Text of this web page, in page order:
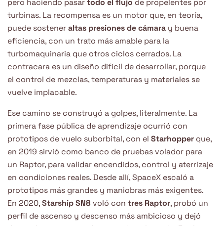
pero haciendo pasartodo el flujo de propelentes por
turbinas. La recompensa es un motor que, en teoría,
puede sosteneraltas presiones de cámara y buena
eficiencia, con un trato más amable para la
turbomaquinaria que otros ciclos cerrados. La
contracara es un diseño difícil de desarrollar, porque
el control de mezclas, temperaturas y materiales se
vuelve implacable.
Ese camino se construyó a golpes, literalmente. La
primera fase pública de aprendizaje ocurrió con
prototipos de vuelo suborbital, con el Starhopper que,
en 2019 sirvió como banco de pruebas volador para
un Raptor, para validar encendidos, control y aterrizaje
en condiciones reales. Desde allí, SpaceX escaló a
prototipos más grandes y maniobras más exigentes.
En 2020,Starship SN8voló con tres Raptor, probó un
perfil de ascenso y descenso más ambicioso y dejó